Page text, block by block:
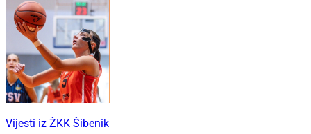
Vijesti iz ŽKK Šibenik